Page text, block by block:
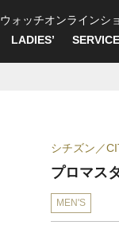
ウォッチオンラインシ
LADIES’ SERVICE
シチズン
プロマス
MEN'S